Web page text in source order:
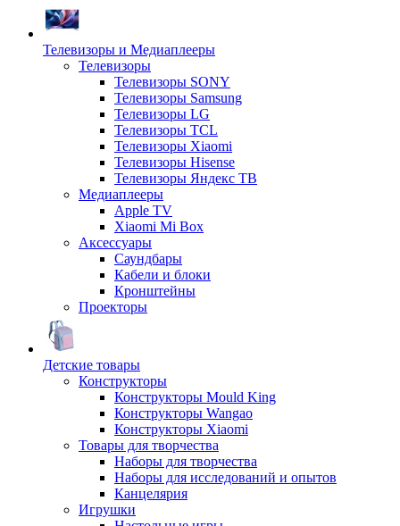
Телевизоры и Медиаплееры
Телевизоры
Телевизоры SONY
Телевизоры Samsung
Телевизоры LG
Телевизоры TCL
Телевизоры Xiaomi
Телевизоры Hisense
Телевизоры Яндекс ТВ
Медиаплееры
Apple TV
Xiaomi Mi Box
Аксессуары
Саундбары
Кабели и блоки
Кронштейны
Проекторы
Детские товары
Конструкторы
Конструкторы Mould King
Конструкторы Wangao
Конструкторы Xiaomi
Товары для творчества
Наборы для творчества
Наборы для исследований и опытов
Канцелярия
Игрушки